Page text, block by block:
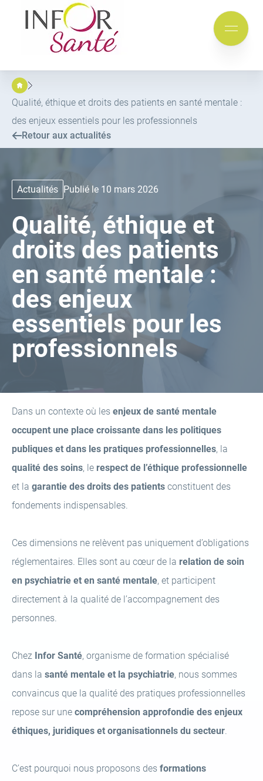
au
principal
au
Mobile
menu
Qualité, éthique et droits des patients en santé mentale :
des enjeux essentiels pour les professionnels
Retour aux actualités
Actualités Publié le 10 mars 2026
Qualité, éthique et
droits des patients
en santé mentale :
des enjeux
essentiels pour les
professionnels
Dans un contexte où les enjeux de santé mentale
occupent une place croissante dans les politiques
publiques et dans les pratiques professionnelles, la
qualité des soins, le respect de l’éthique professionnelle
et la garantie des droits des patients constituent des
fondements indispensables.
Ces dimensions ne relèvent pas uniquement d’obligations
réglementaires. Elles sont au cœur de la relation de soin
en psychiatrie et en santé mentale, et participent
directement à la qualité de l’accompagnement des
personnes.
Chez Infor Santé, organisme de formation spécialisé
dans la santé mentale et la psychiatrie, nous sommes
convaincus que la qualité des pratiques professionnelles
repose sur une compréhension approfondie des enjeux
éthiques, juridiques et organisationnels du secteur.
C’est pourquoi nous proposons des formations